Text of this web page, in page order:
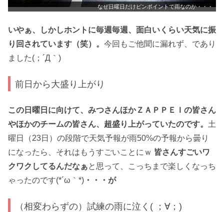
なぜ日曜日だけピンポイントで雨なのか・・・
いやぁ、しかしホントに毎週毎週、面白いくらい天気に振
り回されています（笑）。 今回もご他聞に漏れず、であり
ました(；´Д｀)
前日から大盛り上がり
この日曜日に向けて、みつさんほかＺＡＰＰＥＩの皆さん
やほかのチームの皆さん、超盛り上がっていたのです。 土
曜日（23日）の段階で天気予報が雨50%の予報から曇り
になったら、それはもうすごいことにｗ 皆さんすごいワ
クワクしてるんだなぁと思って、こっちまで楽しくなっち
ゃったのです(*´ω｀*) ・・・が
（相変わらずの）試練の雨に泣く( ；∀；)